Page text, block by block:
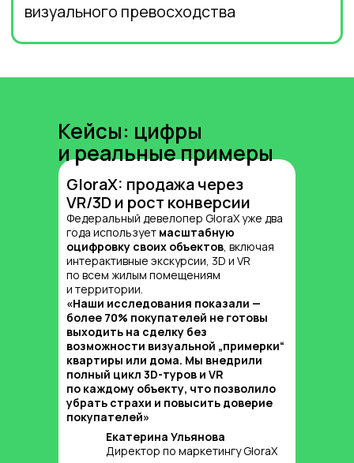
GloraX: продажа через
VR/3D и рост конверсии
Федеральный девелопер GloraX уже два
года использует масштабную
оцифровку своих объектов, включая
интерактивные экскурсии, 3D и VR
по всем жилым помещениям
и территории.
«Наши исследования показали —
более 70% покупателей не готовы
выходить на сделку без
возможности визуальной „примерки“
квартиры или дома. Мы внедрили
полный цикл 3D-туров и VR
по каждому объекту, что позволило
убрать страхи и повысить доверие
покупателей»
Екатерина Ульянова
Директор по маркетингу GloraX
Кейсы: цифры
и реальные примеры
Глубокая аналитика:
важные выводы и инсайты
Рассогласование ожиданий
и реальности — в прошлом
Использование VR- и 3D-экскурсий
позволяет клиенту максимально точно